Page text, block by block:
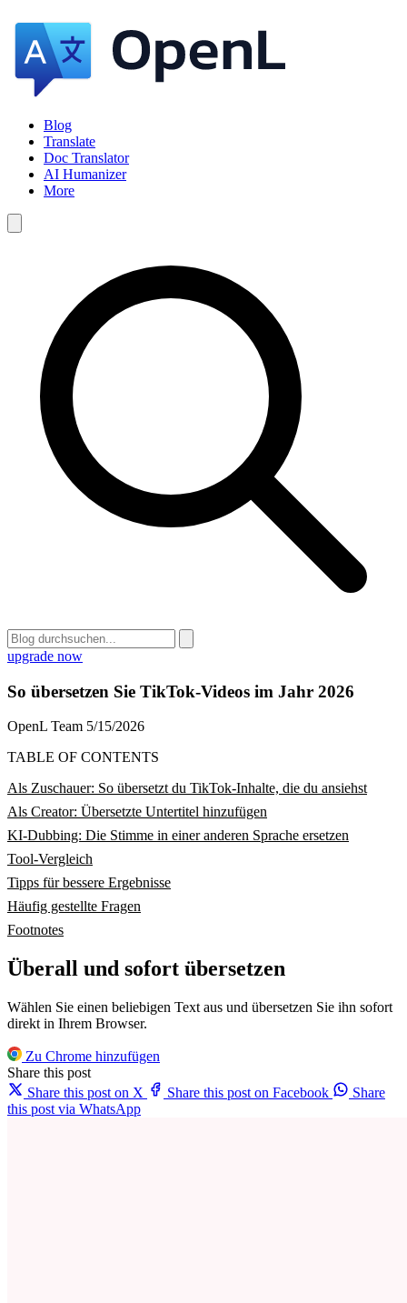
Blog
Translate
Doc Translator
AI Humanizer
More
upgrade now
So übersetzen Sie TikTok-Videos im Jahr 2026
OpenL Team 5/15/2026
TABLE OF CONTENTS
Als Zuschauer: So übersetzt du TikTok-Inhalte, die du ansiehst
Als Creator: Übersetzte Untertitel hinzufügen
KI-Dubbing: Die Stimme in einer anderen Sprache ersetzen
Tool-Vergleich
Tipps für bessere Ergebnisse
Häufig gestellte Fragen
Footnotes
Überall und sofort übersetzen
Wählen Sie einen beliebigen Text aus und übersetzen Sie ihn sofort
direkt in Ihrem Browser.
Zu Chrome hinzufügen
Share this post
Share this post on X
Share this post on Facebook
Share
this post via WhatsApp